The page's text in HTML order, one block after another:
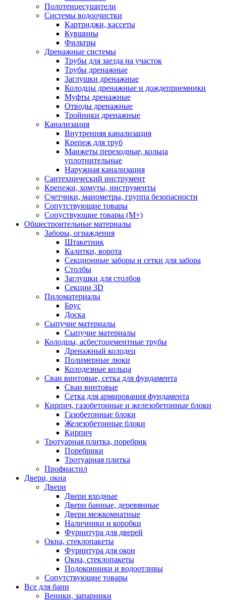
Полотенцесушители
Системы водоочистки
Картриджи, кассеты
Кувшины
Фильтры
Дренажные системы
Трубы для заезда на участок
Трубы дренажные
Заглушки дренажные
Колодцы дренажные и дождеприемники
Муфты дренажные
Отводы дренажные
Тройники дренажные
Канализация
Внутренняя канализация
Крепеж для труб
Манжеты переходные, кольца
уплотнительные
Наружная канализация
Сантехнический инструмент
Крепежи, хомуты, инструменты
Счетчики, манометры, группа безопасности
Сопутствующие товары
Сопуствующие товары (М+)
Общестроительные материалы
Заборы, ограждения
Штакетник
Калитки, ворота
Секционные заборы и сетки для забора
Столбы
Заглушки для столбов
Секции 3D
Пиломатериалы
Брус
Доска
Сыпучие материалы
Сыпучие материалы
Колодцы, асбестоцементные трубы
Дренажный колодец
Полимерные люки
Колодезные кольца
Сваи винтовые, сетка для фундамента
Сваи винтовые
Сетка для армирования фундамента
Кирпич, газобетонные и железобетонные блоки
Газобетонные блоки
Железобетонные блоки
Кирпич
Тротуарная плитка, поребрик
Поребрики
Тротуарная плитка
Профнастил
Двери, окна
Двери
Двери входные
Двери банные, деревянные
Двери межкомнатные
Наличники и коробки
Фурнитура для дверей
Окна, стеклопакеты
Фурнитура для окон
Окна, стеклопакеты
Подоконники и водоотливы
Сопутствующие товары
Все для бани
Веники, запарники